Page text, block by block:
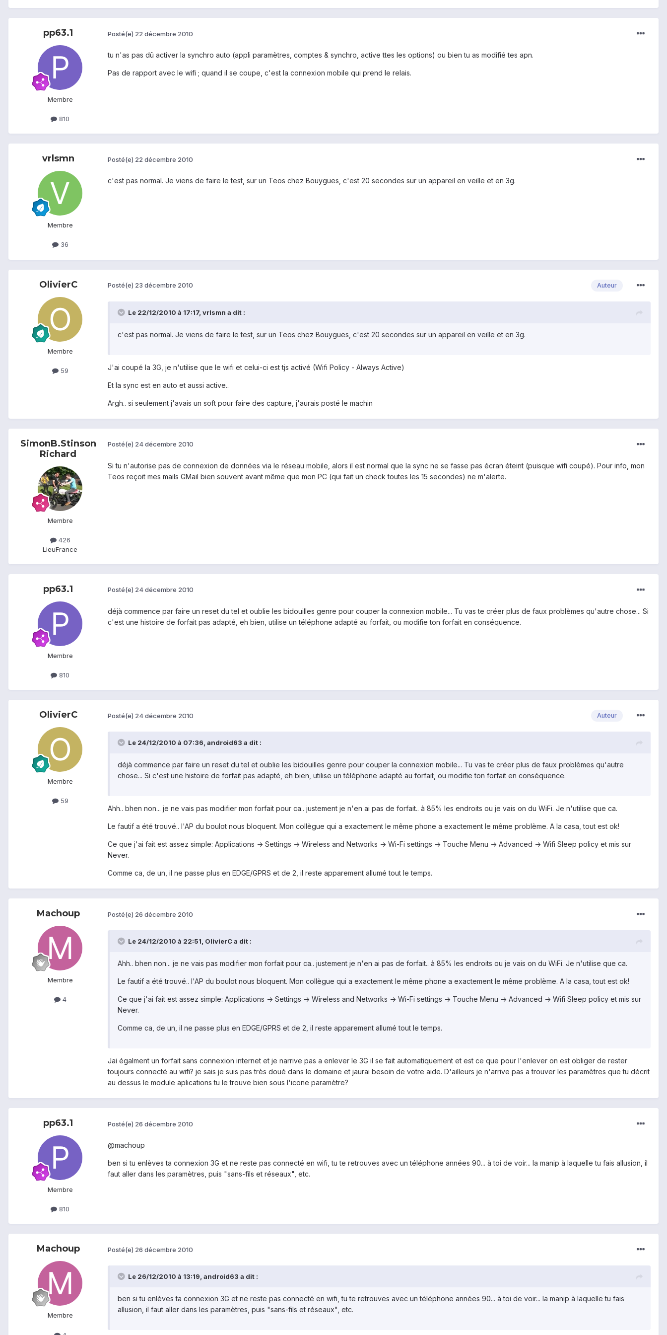
pp63.1
Membre
810
Posté(e) 22 décembre 2010
tu n'as pas dû activer la synchro auto (appli paramètres, comptes & synchro, active ttes les options) ou bien tu as modifié tes apn.
Pas de rapport avec le wifi ; quand il se coupe, c'est la connexion mobile qui prend le relais.
vrlsmn
Membre
36
Posté(e) 22 décembre 2010
c'est pas normal. Je viens de faire le test, sur un Teos chez Bouygues, c'est 20 secondes sur un appareil en veille et en 3g.
OlivierC
Membre
59
Auteur
Posté(e) 23 décembre 2010
Le 22/12/2010 à 17:17, vrlsmn a dit :
c'est pas normal. Je viens de faire le test, sur un Teos chez Bouygues, c'est 20 secondes sur un appareil en veille et en 3g.
J'ai coupé la 3G, je n'utilise que le wifi et celui-ci est tjs activé (Wifi Policy - Always Active)
Et la sync est en auto et aussi active..
Argh.. si seulement j'avais un soft pour faire des capture, j'aurais posté le machin
SimonB.Stinson
Richard
Membre
426
LieuFrance
Posté(e) 24 décembre 2010
Si tu n'autorise pas de connexion de données via le réseau mobile, alors il est normal que la sync ne se fasse pas écran éteint (puisque wifi coupé). Pour info, mon
Teos reçoit mes mails GMail bien souvent avant même que mon PC (qui fait un check toutes les 15 secondes) ne m'alerte.
pp63.1
Membre
810
Posté(e) 24 décembre 2010
déjà commence par faire un reset du tel et oublie les bidouilles genre pour couper la connexion mobile... Tu vas te créer plus de faux problèmes qu'autre chose... Si
c'est une histoire de forfait pas adapté, eh bien, utilise un téléphone adapté au forfait, ou modifie ton forfait en conséquence.
OlivierC
Membre
59
Auteur
Posté(e) 24 décembre 2010
Le 24/12/2010 à 07:36, android63 a dit :
déjà commence par faire un reset du tel et oublie les bidouilles genre pour couper la connexion mobile... Tu vas te créer plus de faux problèmes qu'autre
chose... Si c'est une histoire de forfait pas adapté, eh bien, utilise un téléphone adapté au forfait, ou modifie ton forfait en conséquence.
Ahh.. bhen non... je ne vais pas modifier mon forfait pour ca.. justement je n'en ai pas de forfait.. à 85% les endroits ou je vais on du WiFi. Je n'utilise que ca.
Le fautif a été trouvé.. l'AP du boulot nous bloquent. Mon collègue qui a exactement le même phone a exactement le même problème. A la casa, tout est ok!
Ce que j'ai fait est assez simple: Applications -> Settings -> Wireless and Networks -> Wi-Fi settings -> Touche Menu -> Advanced -> Wifi Sleep policy et mis sur
Never.
Comme ca, de un, il ne passe plus en EDGE/GPRS et de 2, il reste apparement allumé tout le temps.
Machoup
Membre
4
Posté(e) 26 décembre 2010
Le 24/12/2010 à 22:51, OlivierC a dit :
Ahh.. bhen non... je ne vais pas modifier mon forfait pour ca.. justement je n'en ai pas de forfait.. à 85% les endroits ou je vais on du WiFi. Je n'utilise que ca.
Le fautif a été trouvé.. l'AP du boulot nous bloquent. Mon collègue qui a exactement le même phone a exactement le même problème. A la casa, tout est ok!
Ce que j'ai fait est assez simple: Applications -> Settings -> Wireless and Networks -> Wi-Fi settings -> Touche Menu -> Advanced -> Wifi Sleep policy et mis sur
Never.
Comme ca, de un, il ne passe plus en EDGE/GPRS et de 2, il reste apparement allumé tout le temps.
Jai égalment un forfait sans connexion internet et je narrive pas a enlever le 3G il se fait automatiquement et est ce que pour l'enlever on est obliger de rester
toujours connecté au wifi? je sais je suis pas très doué dans le domaine et jaurai besoin de votre aide. D'ailleurs je n'arrive pas a trouver les paramètres que tu décrit
au dessus le module aplications tu le trouve bien sous l'icone paramètre?
pp63.1
Membre
810
Posté(e) 26 décembre 2010
@machoup
ben si tu enlèves ta connexion 3G et ne reste pas connecté en wifi, tu te retrouves avec un téléphone années 90... à toi de voir... la manip à laquelle tu fais allusion, il
faut aller dans les paramètres, puis "sans-fils et réseaux", etc.
Machoup
Membre
Posté(e) 26 décembre 2010
Le 26/12/2010 à 13:19, android63 a dit :
ben si tu enlèves ta connexion 3G et ne reste pas connecté en wifi, tu te retrouves avec un téléphone années 90... à toi de voir... la manip à laquelle tu fais
allusion, il faut aller dans les paramètres, puis "sans-fils et réseaux", etc.